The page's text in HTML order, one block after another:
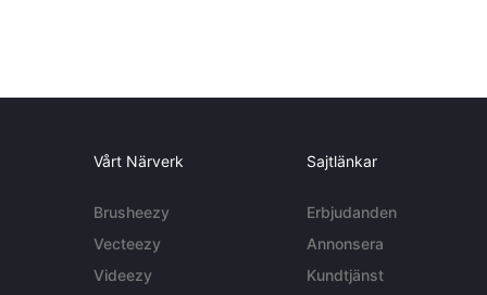
Vårt Närverk
Brusheezy
Vecteezy
Videezy
Sajtlänkar
Erbjudanden
Annonsera
Kundtjänst